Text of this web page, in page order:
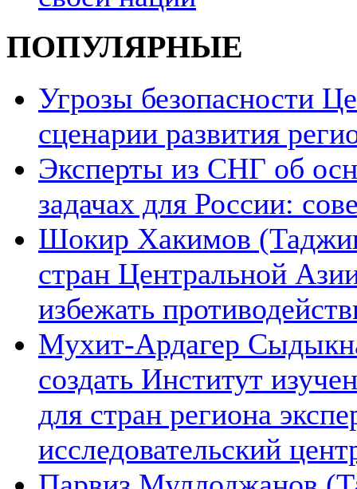
ПОПУЛЯРНЫЕ
Угрозы безопасности
сценарии развития
Эксперты из СНГ об
задачах для России:
Шокир Хакимов
стран Центральной
избежать
Мухит-Ардагер
создать Институт
для стран региона
исследовательский